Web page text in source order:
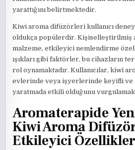
yarattığını belirtmektedir.
Kiwi aroma difüzörleri kullanıcı
oldukça popülerdir. Kişiselleştirilmiş
malzeme, etkileyici nemlendirme
ışıkları gibi faktörler, bu cihazların
rol oynamaktadır. Kullanıcılar, kiwi
evlerinde veya işyerlerinde keyifli ve
yaratmada etkili olduğunu
Aromaterapide
Kiwi Aroma
Etkileyici